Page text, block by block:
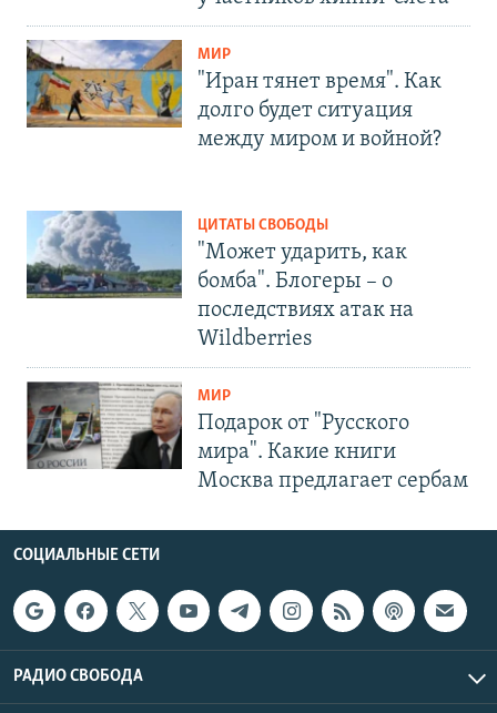
МИР
"Иран тянет время". Как
долго будет ситуация
между миром и войной?
ЦИТАТЫ СВОБОДЫ
"Может ударить, как
бомба". Блогеры – о
последствиях атак на
Wildberries
МИР
Подарок от "Русского
мира". Какие книги
Москва предлагает сербам
СОЦИАЛЬНЫЕ СЕТИ
РАДИО СВОБОДА